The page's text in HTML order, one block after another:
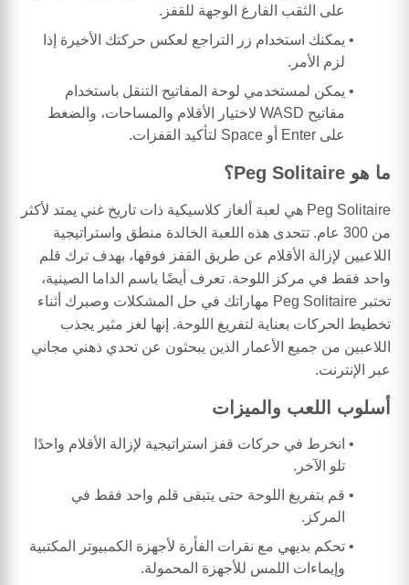
على الثقب الفارغ الوجهة للقفز.
يمكنك استخدام زر التراجع لعكس حركتك الأخيرة إذا
لزم الأمر.
يمكن لمستخدمي لوحة المفاتيح التنقل باستخدام
مفاتيح WASD لاختيار الأقلام والمساحات، والضغط
على Enter أو Space لتأكيد القفزات.
ما هو Peg Solitaire؟
Peg Solitaire هي لعبة ألغاز كلاسيكية ذات تاريخ غني يمتد لأكثر
من 300 عام. تتحدى هذه اللعبة الخالدة منطق واستراتيجية
اللاعبين لإزالة الأقلام عن طريق القفز فوقها، بهدف ترك قلم
واحد فقط في مركز اللوحة. تعرف أيضًا باسم الداما الصينية،
تختبر Peg Solitaire مهاراتك في حل المشكلات وصبرك أثناء
تخطيط الحركات بعناية لتفريغ اللوحة. إنها لغز مثير يجذب
اللاعبين من جميع الأعمار الذين يبحثون عن تحدي ذهني مجاني
عبر الإنترنت.
أسلوب اللعب والميزات
انخرط في حركات قفز استراتيجية لإزالة الأقلام واحدًا
تلو الآخر.
قم بتفريغ اللوحة حتى يتبقى قلم واحد فقط في
المركز.
تحكم بديهي مع نقرات الفأرة لأجهزة الكمبيوتر المكتبية
وإيماءات اللمس للأجهزة المحمولة.